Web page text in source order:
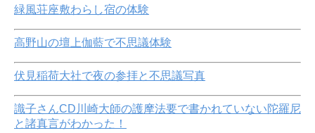
緑風荘座敷わらし宿の体験
高野山の壇上伽藍で不思議体験
伏見稲荷大社で夜の参拝と不思議写真
識子さんCD川崎大師の護摩法要で書かれていない陀羅尼
と諸真言がわかった！